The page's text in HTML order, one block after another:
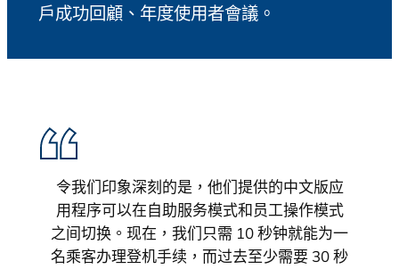
戶成功回顧、年度使用者會議。
令我们印象深刻的是，他们提供的中文版应
用程序可以在自助服务模式和员工操作模式
之间切换。现在，我们只需 10 秒钟就能为一
名乘客办理登机手续，而过去至少需要 30 秒